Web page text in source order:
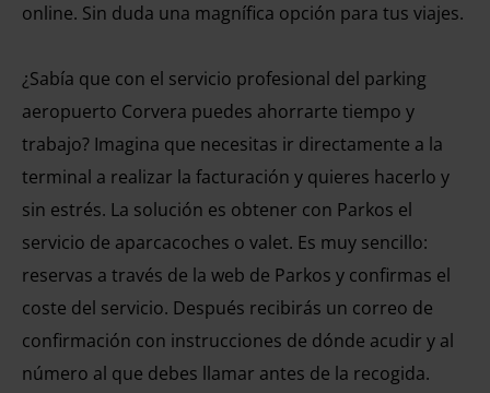
online. Sin duda una magnífica opción para tus viajes.
¿Sabía que con el servicio profesional del parking
aeropuerto Corvera puedes ahorrarte tiempo y
trabajo? Imagina que necesitas ir directamente a la
terminal a realizar la facturación y quieres hacerlo y
sin estrés. La solución es obtener con Parkos el
servicio de aparcacoches o valet. Es muy sencillo:
reservas a través de la web de Parkos y confirmas el
coste del servicio. Después recibirás un correo de
confirmación con instrucciones de dónde acudir y al
número al que debes llamar antes de la recogida.